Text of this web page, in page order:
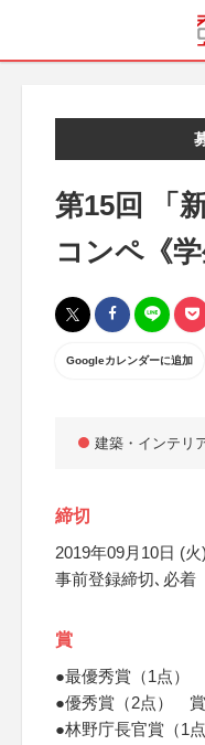
第15回 「
コンペ《学
Googleカレンダーに追加
建築・インテリ
締切
2019年09月10日 (火)
事前登録締切､必着
賞
●最優秀賞（1点）
●優秀賞（2点）
●林野庁長官賞（1点